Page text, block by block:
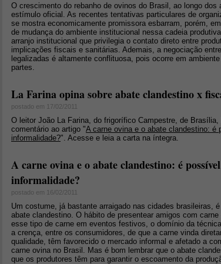
O crescimento do rebanho de ovinos do Brasil, ao longo dos
estímulo oficial. As recentes tentativas particulares de
se mostra economicamente promissora esbarram, porém,
de mudança do ambiente institucional nessa cadeia
arranjo institucional que privilegia o contato direto entre
implicações fiscais e sanitárias. Ademais, a negociação
legalizadas é altamente conflituosa, pois ocorre em
partes.
La Farina opina sobre abate clandestino x
postado em 17/02/2011
O leitor João La Farina, do frigorífico Campestre, de
comentário ao artigo "A carne ovina e o abate clandestino: é
informalidade?". Acesse e leia a carta na íntegra.
A carne ovina e o abate clandestino: é
informalidade?
postado em 16/02/2011
Um costume, já bastante arraigado nas cidades brasileiras,
abate clandestino. O hábito de presentear amigos com
esse tipo de carne em eventos festivos, o domínio da
a crença, entre os consumidores, de que a carne vinda
qualidade, têm favorecido o mercado informal e afetado a
carne ovina no Brasil. Mas é bom lembrar que o abate
que os produtores têm para garantir o escoamento da